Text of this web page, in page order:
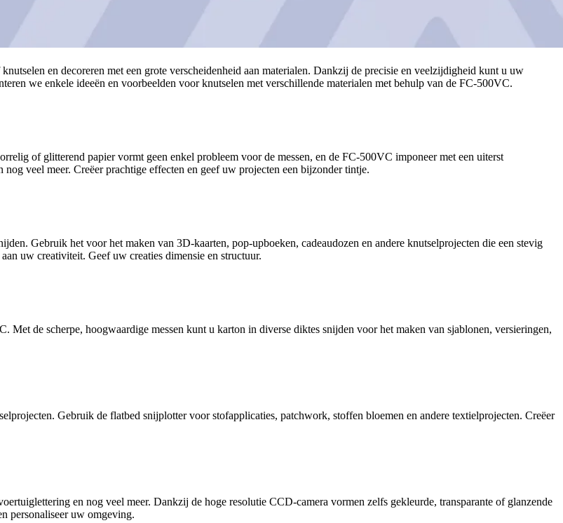
en decoreren met een grote verscheidenheid aan materialen. Dankzij de precisie en veelzijdigheid kunt u uw
we enkele ideeën en voorbeelden voor knutselen met verschillende materialen met behulp van de FC-500VC.
of glitterend papier vormt geen enkel probleem voor de messen, en de FC-500VC imponeer met een uiterst
veel meer. Creëer prachtige effecten en geef uw projecten een bijzonder tintje.
Gebruik het voor het maken van 3D-kaarten, pop-upboeken, cadeaudozen en andere knutselprojecten die een stevig
uw creativiteit. Geef uw creaties dimensie en structuur.
de scherpe, hoogwaardige messen kunt u karton in diverse diktes snijden voor het maken van sjablonen, versieringen,
Gebruik de flatbed snijplotter voor stofapplicaties, patchwork, stoffen bloemen en andere textielprojecten. Creëer
en nog veel meer. Dankzij de hoge resolutie CCD-camera vormen zelfs gekleurde, transparante of glanzende
personaliseer uw omgeving.